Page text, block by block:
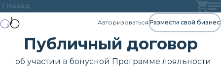
Назад
Авторизоваться Размести свой бизнес
Публичный договор
об участии в бонусной Программе лояльности